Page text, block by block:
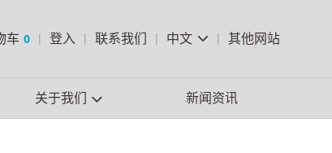
车 0
查看购物车
登入 联系我们 中文 其他网站
关于我们 新闻资讯